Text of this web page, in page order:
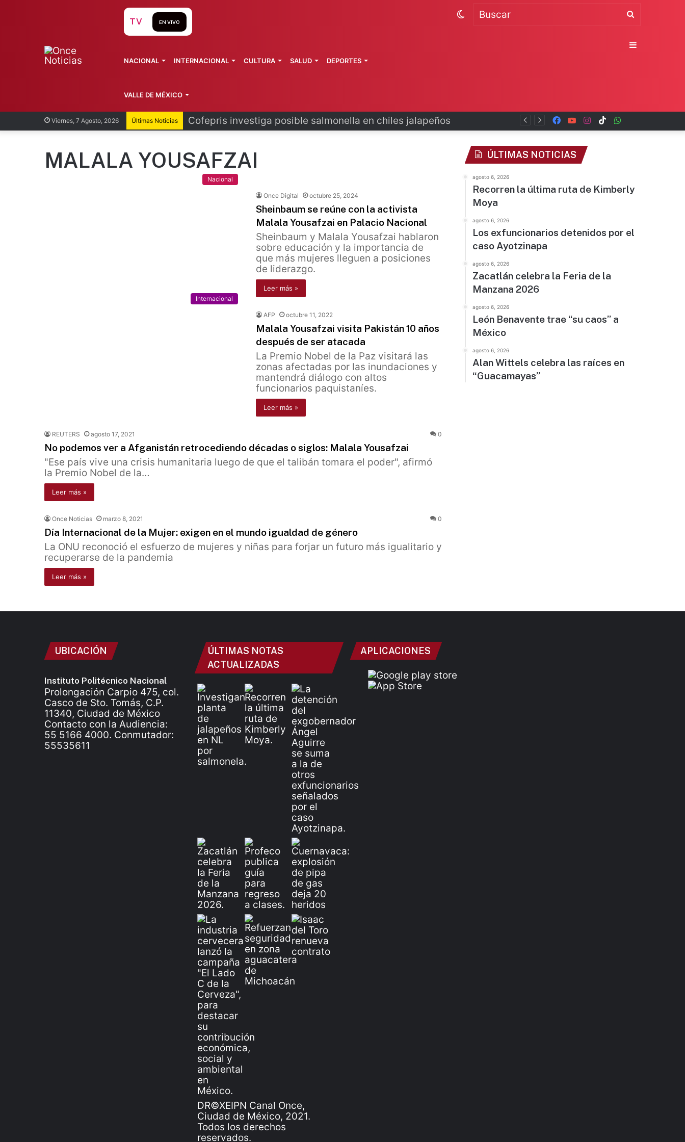
Viernes, 7 Agosto, 2026 Últimas Noticias Recorren la última ruta de Kimberly Moya TikTok
Instagram
YouTube
Facebook
TV EN VIVO
NACIONAL INTERNACIONAL CULTURA SALUD DEPORTES
VALLE DE MÉXICO
Switch
MALALA YOUSAFZAI
Nacional
Once Digital octubre 25, 2024
Sheinbaum se reúne con la activista
Malala Yousafzai en Palacio Nacional
Sheinbaum y Malala Yousafzai hablaron
sobre educación y la importancia de
que más mujeres lleguen a posiciones
de liderazgo.
Leer más »
Internacional
AFP octubre 11, 2022
Malala Yousafzai visita Pakistán 10 años
después de ser atacada
La Premio Nobel de la Paz visitará las
zonas afectadas por las inundaciones y
mantendrá diálogo con altos
funcionarios paquistaníes.
Leer más »
REUTERS agosto 17, 2021 0
No podemos ver a Afganistán retrocediendo décadas o siglos: Malala Yousafzai
"Ese país vive una crisis humanitaria luego de que el talibán tomara el poder", afirmó
la Premio Nobel de la…
Leer más »
Once Noticias marzo 8, 2021 0
Día Internacional de la Mujer: exigen en el mundo igualdad de género
La ONU reconoció el esfuerzo de mujeres y niñas para forjar un futuro más igualitario y
recuperarse de la pandemia
Leer más »
ÚLTIMAS NOTICIAS
agosto 6, 2026
Recorren la última ruta de Kimberly
Moya
agosto 6, 2026
Los exfuncionarios detenidos por el
caso Ayotzinapa
agosto 6, 2026
Zacatlán celebra la Feria de la
Manzana 2026
agosto 6, 2026
León Benavente trae “su caos” a
México
agosto 6, 2026
Alan Wittels celebra las raíces en
“Guacamayas”
UBICACIÓN
Instituto Politécnico Nacional
Prolongación Carpio 475, col.
Casco de Sto. Tomás, C.P.
11340, Ciudad de México
Contacto con la Audiencia:
55 5166 4000. Conmutador:
55535611
ÚLTIMAS NOTAS
ACTUALIZADAS
DR©XEIPN Canal Once,
Ciudad de México, 2021.
Todos los derechos
reservados.
APLICACIONES